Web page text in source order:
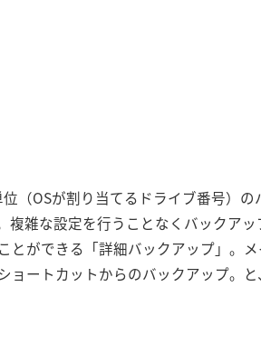
（OSが割り当てるドライブ番号）
雑な設定を行うことなくバックア
ができる「詳細バックアップ」。
ートカットからのバックアップ。